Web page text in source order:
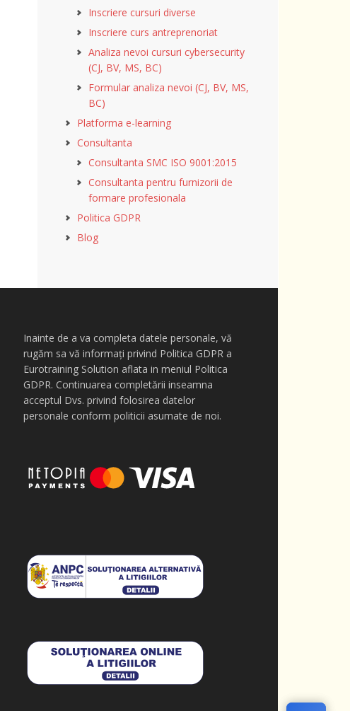
Inscriere cursuri diverse
Inscriere curs antreprenoriat
Analiza nevoi cursuri cybersecurity
(CJ, BV, MS, BC)
Formular analiza nevoi (CJ, BV, MS,
BC)
Platforma e-learning
Consultanta
Consultanta SMC ISO 9001:2015
Consultanta pentru furnizorii de
formare profesionala
Politica GDPR
Blog
Inainte de a va completa datele personale, vă
rugăm sa vă informați privind Politica GDPR a
Eurotraining Solution aflata in meniul Politica
GDPR. Continuarea completării inseamna
acceptul Dvs. privind folosirea datelor
personale conform politicii asumate de noi.